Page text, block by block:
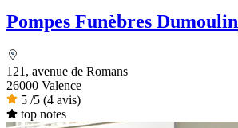
Pompes Funèbres Dumoulin
121, avenue de Romans
26000 Valence
5 /5 (4 avis)
top notes